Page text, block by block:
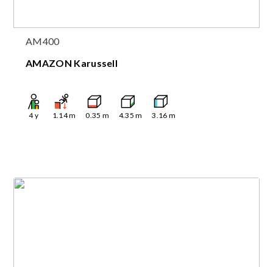
AM400
AMAZON Karussell
4y 1.14m 0.35 m 4.35 m 3.16 m